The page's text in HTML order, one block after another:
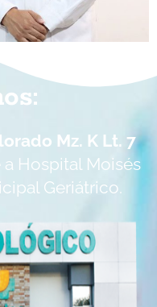
Mz. K Lt. 7
a Hospital Moisés
Geriátrico.